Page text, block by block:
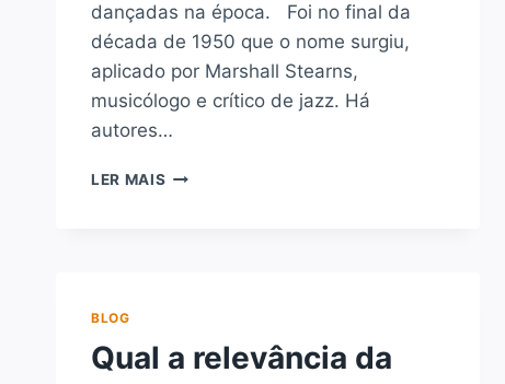
dançadas na época. Foi no final da
década de 1950 que o nome surgiu,
aplicado por Marshall Stearns,
musicólogo e crítico de jazz. Há
autores…
LER MAIS
BLOG
Qual a relevância da